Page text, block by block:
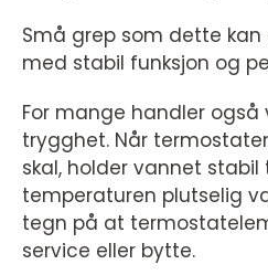
Små grep som dette
med stabil funksjon og
For mange handler også
trygghet. Når
skal, holder vannet stabil
temperaturen plutselig
tegn på at
service eller bytte.